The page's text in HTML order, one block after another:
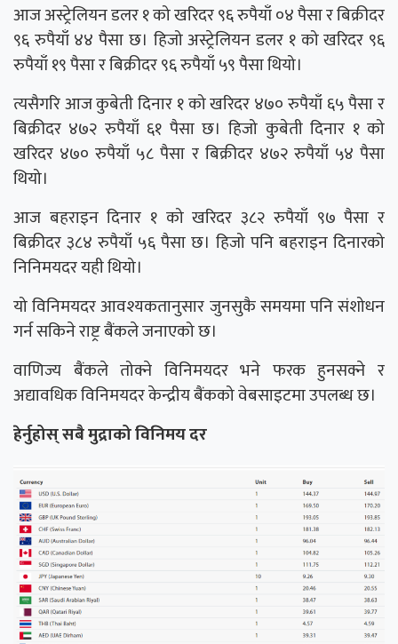
आज अस्ट्रेलियन डलर १ को खरिदर ९६ रुपैयाँ ०४ पैसा र बिक्रीदर
९६ रुपैयाँ ४४ पैसा छ। हिजो अस्ट्रेलियन डलर १ को खरिदर ९६
रुपैयाँ १९ पैसा र बिक्रीदर ९६ रुपैयाँ ५९ पैसा थियो।
त्यसैगरि आज कुबेती दिनार १ को खरिदर ४७० रुपैयाँ ६५ पैसा र
बिक्रीदर ४७२ रुपैयाँ ६१ पैसा छ। हिजो कुबेती दिनार १ को
खरिदर ४७० रुपैयाँ ५८ पैसा र बिक्रीदर ४७२ रुपैयाँ ५४ पैसा
थियो।
आज बहराइन दिनार १ को खरिदर ३८२ रुपैयाँ ९७ पैसा र
बिक्रीदर ३८४ रुपैयाँ ५६ पैसा छ। हिजो पनि बहराइन दिनारको
निनिमयदर यही थियो।
यो विनिमयदर आवश्यकतानुसार जुनसुकै समयमा पनि संशोधन
गर्न सकिने राष्ट्र बैंकले जनाएको छ।
वाणिज्य बैंकले तोक्ने विनिमयदर भने फरक हुनसक्ने र
अद्यावधिक विनिमयदर केन्द्रीय बैंकको वेबसाइटमा उपलब्ध छ।
हेर्नुहोस् सबै मुद्राको विनिमय दर